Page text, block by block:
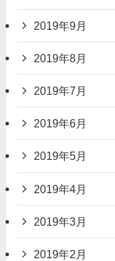
2019年9月
2019年8月
2019年7月
2019年6月
2019年5月
2019年4月
2019年3月
2019年2月